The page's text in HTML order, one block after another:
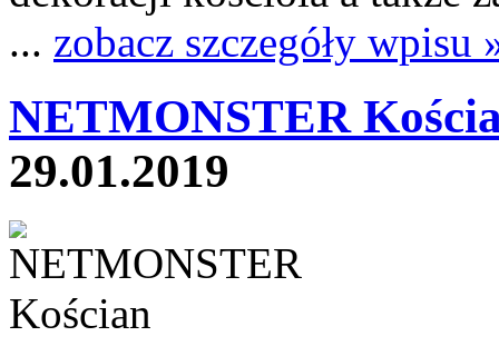
... zobacz szczegóły wpisu
NETMONSTER
29.01.2019